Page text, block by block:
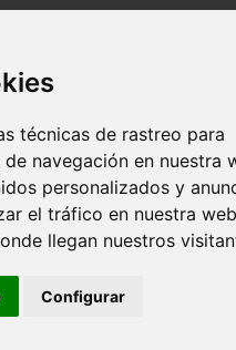
técnicas de rastreo para
navegación en nuestra
personalizados y
el tráfico en nuestra
llegan nuestros
Configurar